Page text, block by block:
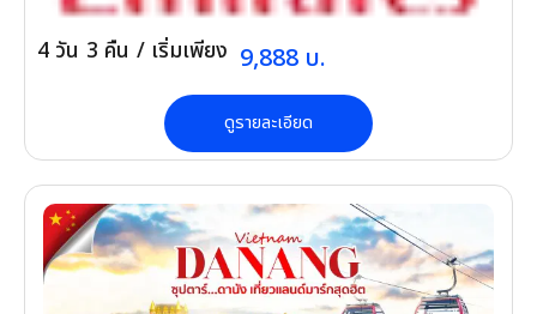
4 วัน 3 คืน / เริ่มเพียง 9,888 บ.
ดูรายละเอียด